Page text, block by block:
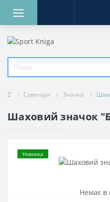
Сувеніри Значки
Шаховий значок
Новинка
Немає в